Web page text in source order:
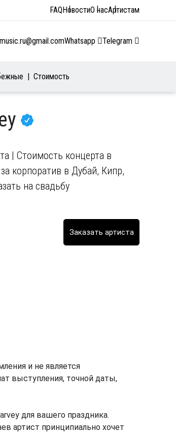
FAQНовостиО насАртистам
Whatsapp Telegram
Стоимость
| Стоимость концерта в
корпоратив в Дубай, Кипр,
на свадьбу
и не является
выступления, точной даты,
для вашего праздника.
артист принципиально хочет